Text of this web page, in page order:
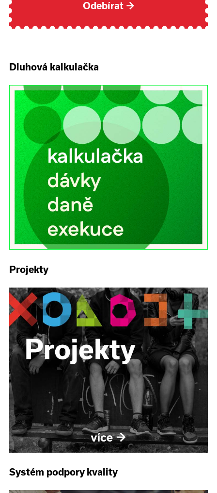
Odebírat →
Dluhová kalkulačka
Projekty
Systém podpory kvality